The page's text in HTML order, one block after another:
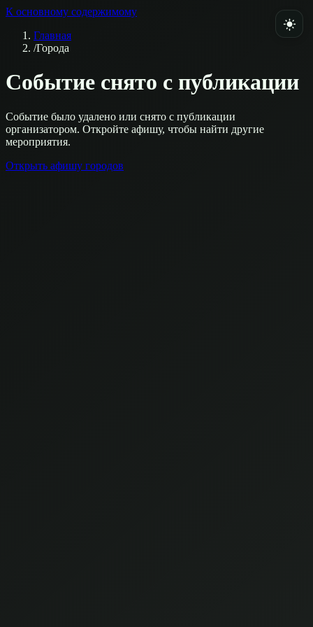
К основному содержимому
Главная
/Города
Событие снято с публикации
Событие было удалено или снято с публикации
организатором. Откройте афишу, чтобы найти другие
мероприятия.
Открыть афишу городов